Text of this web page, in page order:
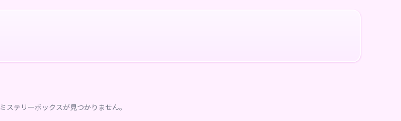
ミステリーボックスが見つかりません。